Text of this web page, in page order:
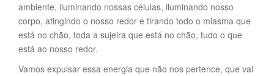
ambiente, iluminando nossas células, iluminando nosso
corpo, atingindo o nosso redor e tirando todo o miasma que
está no chão, toda a sujeira que está no chão, tudo o que
está ao nosso redor.
Vamos expulsar essa energia que não nos pertence, que vai